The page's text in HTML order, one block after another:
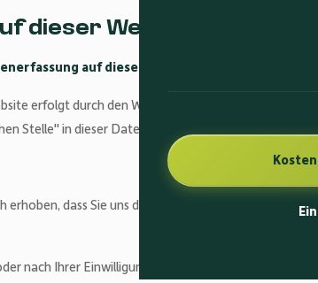
dieser Website
auf dieser Website?
erfolgt durch den Websitebetreiber. Dessen
Stelle" in dieser Datenschutzerklärung entnehmen.
dass Sie uns diese mitteilen. Hierbei kann es
nach Ihrer Einwilligung beim Besuch der Website